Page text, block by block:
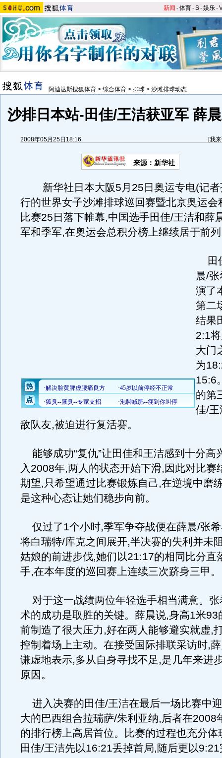
新闻 -体育-S-娱乐-
阿迪达斯搜狐体育 > 综合体育 > 排球 > 沙滩排球动态
沙排日本站-田佳/王洁获亚军 薛
2008年05月25日18:16 [我
来源：新华社
新华社日本大阪5月25日奥运专电(记者
行的世界女子沙滩排球巡回赛暨北京奥运会
比赛25日落下帷幕,中国选手田佳/王洁和薛
军和季军,在奥运会总积分榜上继续居于前
田
晨/
演了
第二
结果
2:1
大门
为
15:6
的第
佳/
敌队友,被迫进行复活赛。
能够成功“复仇”让田佳和王洁感到十分高
入2008年,两人的状态开始下滑,因此对比赛
期望,只希望通过比赛锻炼自己,在逆境中磨
是这种心态让她们稳步向前。
仅过了1个小时,季军争夺战便在薛晨/张
将白瑞特/库克之间展开,半决赛的失利并未
姑娘的前进步伐,她们以21:17的相同比分直
手,在本年度的巡回赛上连续三次跻身三甲。
对于这一战绩两位年轻选手相当满意。张
术的成功是取胜的关键。薛晨说,身高1米93
前制造了很大压力,好在两人能够避实就虚,
控制着场上主动。在接受国际排联采访时,
谦虚地表示,多从自身寻找不足,是几年来进
原因。
进入决赛的田佳/王洁在最后一场比赛中
大的巴西组合拉瑞萨/朱利亚纳,后者在2008
的排行榜上高居首位。比赛的过程也充分体
田佳/王洁先以16:21丢掉首局,随后更以